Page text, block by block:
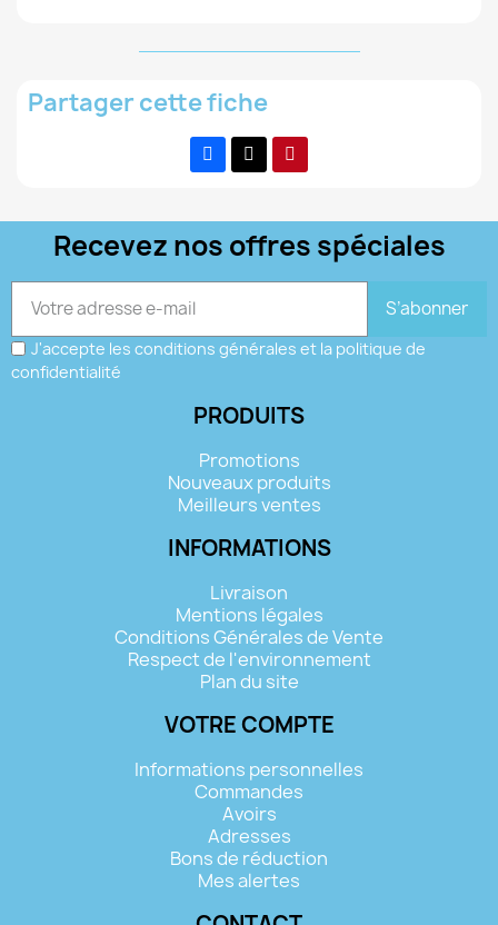
Partager cette fiche
Recevez nos offres spéciales
S’abonner
J'accepte les conditions générales et la politique de
confidentialité
PRODUITS
Promotions
Nouveaux produits
Meilleurs ventes
INFORMATIONS
Livraison
Mentions légales
Conditions Générales de Vente
Respect de l'environnement
Plan du site
VOTRE COMPTE
Informations personnelles
Commandes
Avoirs
Adresses
Bons de réduction
Mes alertes